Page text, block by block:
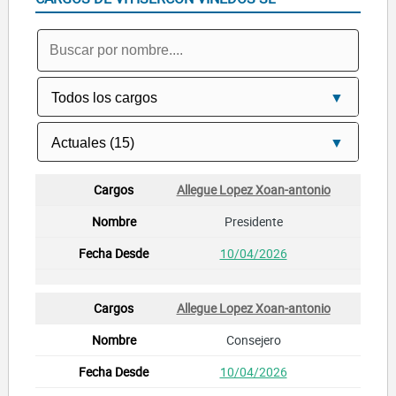
Allegue Lopez Xoan-antonio
Presidente
10/04/2026
Allegue Lopez Xoan-antonio
Consejero
10/04/2026